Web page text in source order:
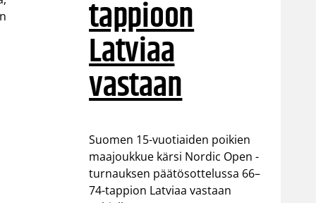
tappioon
Latviaa
vastaan
Suomen 15-vuotiaiden poikien
maajoukkue kärsi Nordic Open -
turnauksen päätösottelussa 66–
74-tappion Latviaa vastaan